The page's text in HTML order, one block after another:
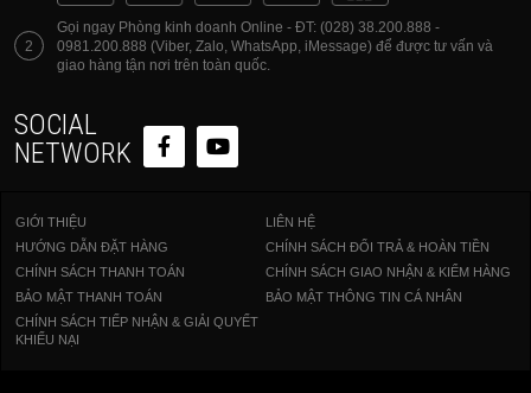
2
Gọi ngay Phòng kinh doanh Online - ĐT: (028) 38.200.888 -
0981.200.888 (Viber, Zalo, WhatsApp, iMessage) để được tư vấn và
giao hàng tận nơi trên toàn quốc.
SOCIAL
NETWORK
GIỚI THIỆU
LIÊN HỆ
HƯỚNG DẪN ĐẶT HÀNG
CHÍNH SÁCH ĐỔI TRẢ & HOÀN TIỀN
CHÍNH SÁCH THANH TOÁN
CHÍNH SÁCH GIAO NHẬN & KIỂM HÀNG
BẢO MẬT THANH TOÁN
BẢO MẬT THÔNG TIN CÁ NHÂN
CHÍNH SÁCH TIẾP NHẬN & GIẢI QUYẾT
KHIẾU NẠI